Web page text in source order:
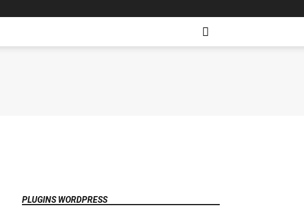
PLUGINS WORDPRESS